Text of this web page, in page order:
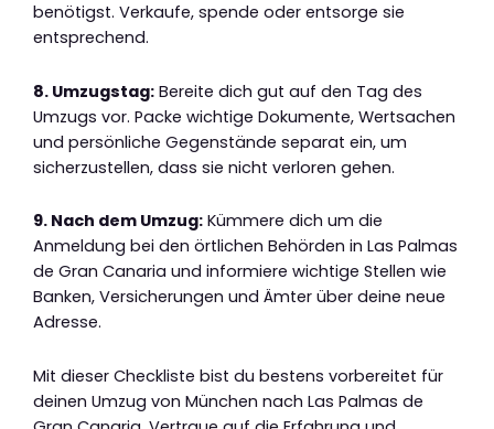
benötigst. Verkaufe, spende oder entsorge sie
entsprechend.
8. Umzugstag: Bereite dich gut auf den Tag des
Umzugs vor. Packe wichtige Dokumente, Wertsachen
und persönliche Gegenstände separat ein, um
sicherzustellen, dass sie nicht verloren gehen.
9. Nach dem Umzug: Kümmere dich um die
Anmeldung bei den örtlichen Behörden in Las Palmas
de Gran Canaria und informiere wichtige Stellen wie
Banken, Versicherungen und Ämter über deine neue
Adresse.
Mit dieser Checkliste bist du bestens vorbereitet für
deinen Umzug von München nach Las Palmas de